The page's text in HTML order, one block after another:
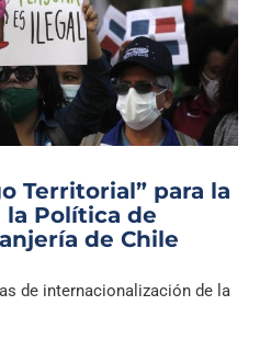
Noticias
Clásica
Territorial” para la
Política de
de Chile
de internacionalización de la